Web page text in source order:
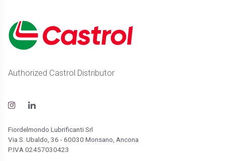
Authorized Castrol Distributor
Fiordelmondo Lubrificanti Srl
Via S. Ubaldo, 36 - 60030 Monsano, Ancona
P.IVA 02457030423